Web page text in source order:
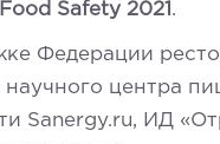
Safety 2021 .
Федерации
центра
Sanergy.ru, ИД